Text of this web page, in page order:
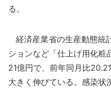
る。
経済産業省の生産動態統
ションなど「仕上げ用化
21億円で、前年同月比
大きく伸びている。感染状